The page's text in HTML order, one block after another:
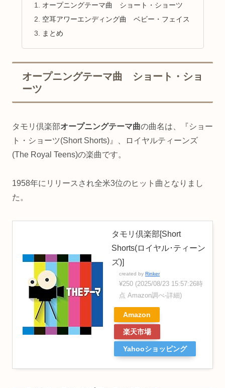
オープニングテーマ曲 ショート・ショーツ
空耳アワーエンディング曲 ベビー・フェイス
まとめ
オープニングテーマ曲 ショート・ショ
ーツ
タモリ倶楽部オープニングテーマ曲の曲名は、『ショー
ト・ショーツ(Short Shorts)』、ロイヤルティーンズ
(The Royal Teens)の楽曲です。
1958年にリリースされ全米3位のヒット曲となりまし
た。
タモリ倶楽部[Short
Shorts(ロイヤル･ティーン
ズ)]
created by Rinker
¥250 (2025/08/23 15:57:26時
点 Amazon調べ-詳細)
Amazon
楽天市場
Yahooショッピング